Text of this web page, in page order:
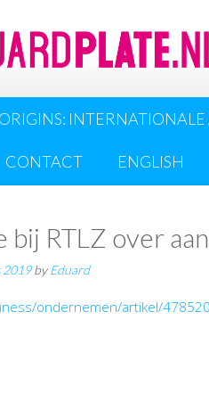
CONTACT ENGLISH
bij RTLZ over
2019byEduard
ondernemen/artikel/